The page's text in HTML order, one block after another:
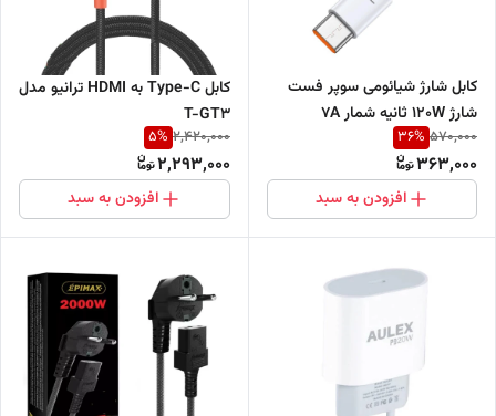
کابل شارژ شیائومی سوپر فست
شارژ 120W ثانیه شمار 7A
570,000
36%
363,000
افزودن به سبد
کابل Type-C به HDMI ترانیو مدل
T-GT3
2,420,000
5%
2,293,000
افزودن به سبد